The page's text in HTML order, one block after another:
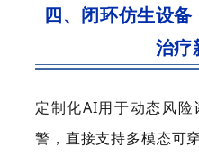
四、闭环仿生设
治疗
定制化AI用于动态风
警，直接支持多模态